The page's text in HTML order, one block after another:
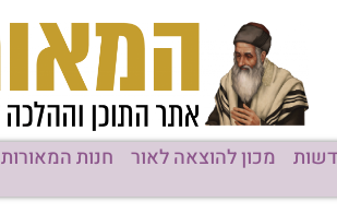
מכון להוצאה לאור חנות המאורות